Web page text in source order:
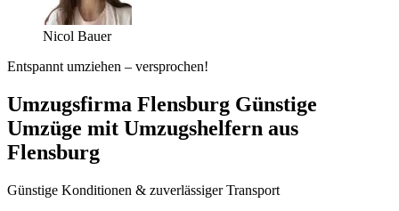
Nicol Bauer
Entspannt umziehen – versprochen!
Umzugsfirma Flensburg Günstige
Umzüge mit Umzugshelfern aus
Flensburg
Günstige Konditionen & zuverlässiger Transport